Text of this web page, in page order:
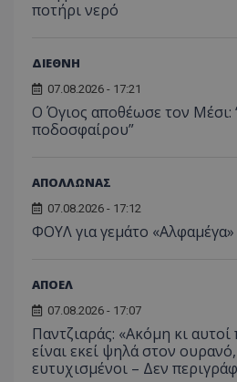
ποτήρι νερό
ΔΙΕΘΝΗ
07.08.2026 - 17:21
Ο Όγιος αποθέωσε τον Μέσι:
ποδοσφαίρου”
ΑΠΟΛΛΩΝΑΣ
07.08.2026 - 17:12
ΦΟΥΛ για γεμάτο
ΑΠΟΕΛ
07.08.2026 - 17:07
Παντζιαράς: «Ακόμη κι αυτοί
είναι εκεί ψηλά στον
ευτυχισμένοι – Δεν